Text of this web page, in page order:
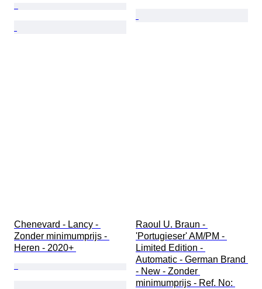
Chenevard - Lancy -
Zonder minimumprijs -
Heren - 2020+
Raoul U. Braun -
'Portugieser' AM/PM -
Limited Edition -
Automatic - German Brand
- New - Zonder
minimumprijs - Ref. No: